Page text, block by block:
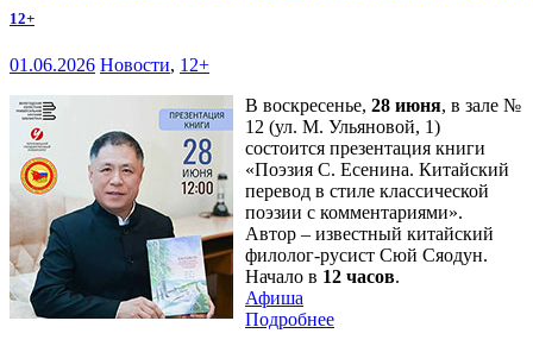
12+
01.06.2026 Новости, 12+
В воскресенье, 28 июня, в зале №
12 (ул. М. Ульяновой, 1)
состоится презентация книги
«Поэзия С. Есенина. Китайский
перевод в стиле классической
поэзии с комментариями».
Автор – известный китайский
филолог-русист Сюй Сяодун.
Начало в 12 часов.
Афиша
Подробнее